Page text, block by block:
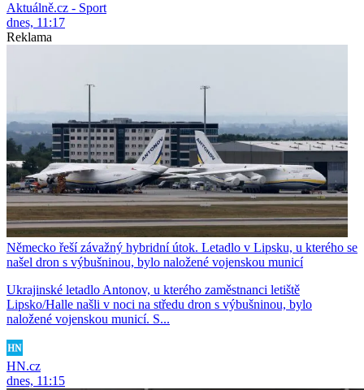
Aktuálně.cz - Sport
dnes, 11:17
Reklama
Německo řeší závažný hybridní útok. Letadlo v Lipsku, u kterého se
našel dron s výbušninou, bylo naložené vojenskou municí
Ukrajinské letadlo Antonov, u kterého zaměstnanci letiště
Lipsko/Halle našli v noci na středu dron s výbušninou, bylo
naložené vojenskou municí. S...
HN.cz
dnes, 11:15